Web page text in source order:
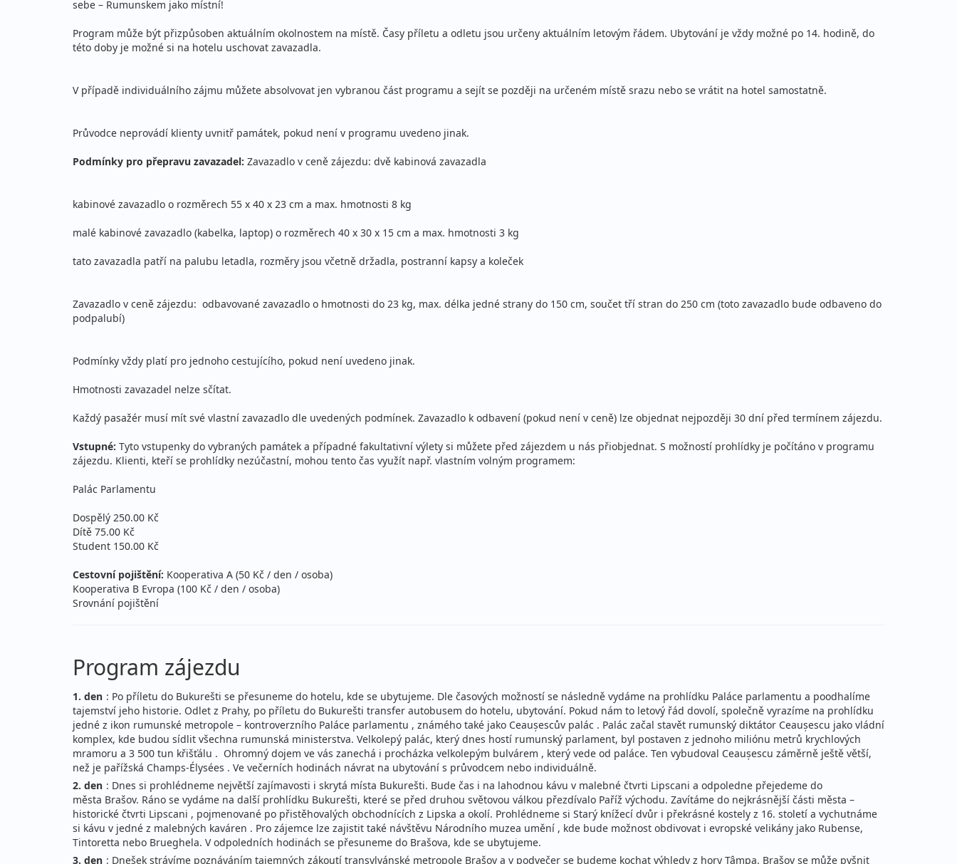
sebe – Rumunskem jako místní!
Program může být přizpůsoben aktuálním okolnostem na místě. Časy příletu a odletu jsou určeny aktuálním letovým řádem. Ubytování je vždy možné po 14. hodině, do
této doby je možné si na hotelu uschovat zavazadla.
V případě individuálního zájmu můžete absolvovat jen vybranou část programu a sejít se později na určeném místě srazu nebo se vrátit na hotel samostatně.
Průvodce neprovádí klienty uvnitř památek, pokud není v programu uvedeno jinak.
Podmínky pro přepravu zavazadel: Zavazadlo v ceně zájezdu: dvě kabinová zavazadla
kabinové zavazadlo o rozměrech 55 x 40 x 23 cm a max. hmotnosti 8 kg
malé kabinové zavazadlo (kabelka, laptop) o rozměrech 40 x 30 x 15 cm a max. hmotnosti 3 kg
tato zavazadla patří na palubu letadla, rozměry jsou včetně držadla, postranní kapsy a koleček
Zavazadlo v ceně zájezdu: odbavované zavazadlo o hmotnosti do 23 kg, max. délka jedné strany do 150 cm, součet tří stran do 250 cm (toto zavazadlo bude odbaveno do
podpalubí)
Podmínky vždy platí pro jednoho cestujícího, pokud není uvedeno jinak.
Hmotnosti zavazadel nelze sčítat.
Každý pasažér musí mít své vlastní zavazadlo dle uvedených podmínek. Zavazadlo k odbavení (pokud není v ceně) lze objednat nejpozději 30 dní před termínem zájezdu.
Vstupné: Tyto vstupenky do vybraných památek a případné fakultativní výlety si můžete před zájezdem u nás přiobjednat. S možností prohlídky je počítáno v programu
zájezdu. Klienti, kteří se prohlídky nezúčastní, mohou tento čas využít např. vlastním volným programem:
Palác Parlamentu
Dospělý 250.00 Kč
Dítě 75.00 Kč
Student 150.00 Kč
Cestovní pojištění: Kooperativa A (50 Kč / den / osoba)
Kooperativa B Evropa (100 Kč / den / osoba)
Srovnání pojištění
Program zájezdu
1. den : Po příletu do Bukurešti se přesuneme do hotelu, kde se ubytujeme. Dle časových možností se následně vydáme na prohlídku Paláce parlamentu a poodhalíme
tajemství jeho historie. Odlet z Prahy, po příletu do Bukurešti transfer autobusem do hotelu, ubytování. Pokud nám to letový řád dovolí, společně vyrazíme na prohlídku
jedné z ikon rumunské metropole – kontroverzního Paláce parlamentu , známého také jako Ceaușescův palác . Palác začal stavět rumunský diktátor Ceaușescu jako vládní
komplex, kde budou sídlit všechna rumunská ministerstva. Velkolepý palác, který dnes hostí rumunský parlament, byl postaven z jednoho miliónu metrů krychlových
mramoru a 3 500 tun křišťálu . Ohromný dojem ve vás zanechá i procházka velkolepým bulvárem , který vede od paláce. Ten vybudoval Ceaușescu záměrně ještě větší,
než je pařížská Champs-Élysées . Ve večerních hodinách návrat na ubytování s průvodcem nebo individuálně.
2. den : Dnes si prohlédneme největší zajímavosti i skrytá místa Bukurešti. Bude čas i na lahodnou kávu v malebné čtvrti Lipscani a odpoledne přejedeme do
města Brašov. Ráno se vydáme na další prohlídku Bukurešti, které se před druhou světovou válkou přezdívalo Paříž východu. Zavítáme do nejkrásnější části města –
historické čtvrti Lipscani , pojmenované po přistěhovalých obchodnících z Lipska a okolí. Prohlédneme si Starý knížecí dvůr i překrásné kostely z 16. století a vychutnáme
si kávu v jedné z malebných kaváren . Pro zájemce lze zajistit také návštěvu Národního muzea umění , kde bude možnost obdivovat i evropské velikány jako Rubense,
Tintoretta nebo Brueghela. V odpoledních hodinách se přesuneme do Brašova, kde se ubytujeme.
3. den : Dnešek strávíme poznáváním tajemných zákoutí transylvánské metropole Brašov a v podvečer se budeme kochat výhledy z hory Tâmpa. Brašov se může pyšnit